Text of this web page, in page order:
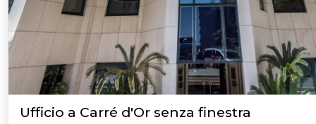
Ufficio a Carré d'Or senza finestra